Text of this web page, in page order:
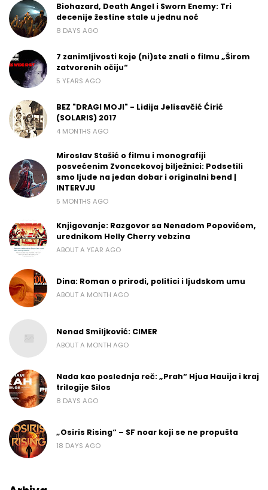
Biohazard, Death Angel i Sworn Enemy: Tri
decenije žestine stale u jednu noć
8 DAYS AGO
7 zanimljivosti koje (ni)ste znali o filmu „Širom
zatvorenih očiju“
5 YEARS AGO
BEZ "DRAGI MOJI" - Lidija Jelisavčić Ćirić
(SOLARIS) 2017
4 MONTHS AGO
Miroslav Stašić o filmu i monografiji
posvećenim Zvoncekovoj bilježnici: Podsetili
smo ljude na jedan dobar i originalni bend |
INTERVJU
5 MONTHS AGO
Knjigovanje: Razgovor sa Nenadom Popovićem,
urednikom Helly Cherry vebzina
ABOUT A YEAR AGO
Dina: Roman o prirodi, politici i ljudskom umu
ABOUT A MONTH AGO
Nenad Smiljković: CIMER
ABOUT A MONTH AGO
Nada kao poslednja reč: „Prah“ Hjua Hauija i kraj
trilogije Silos
8 DAYS AGO
„Osiris Rising“ – SF noar koji se ne propušta
18 DAYS AGO